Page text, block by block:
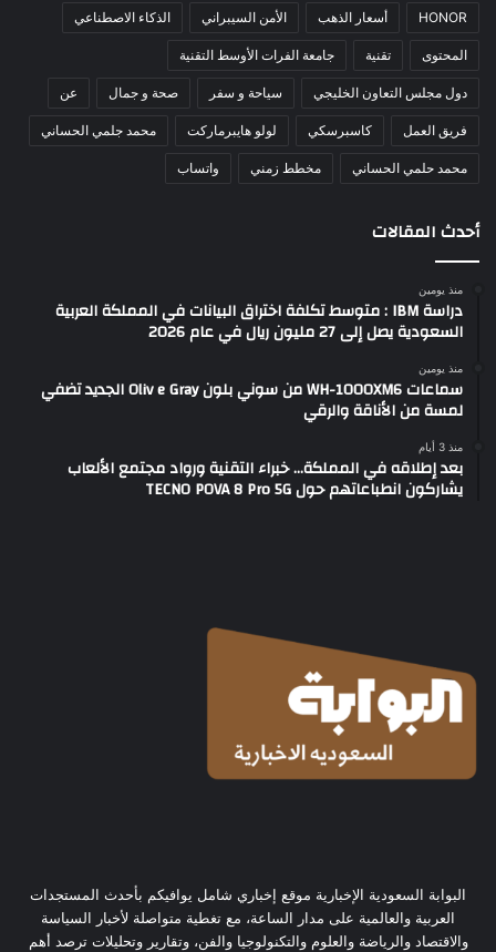
HONOR أسعار الذهب الأمن السيبراني الذكاء الاصطناعي
المحتوى تقنية جامعة الفرات الأوسط التقنية
دول مجلس التعاون الخليجي سياحة و سفر صحة و جمال عن
فريق العمل كاسبرسكي لولو هايبرماركت محمد جلمي الحساني
محمد حلمي الحساني مخطط زمني واتساب
أحدث المقالات
منذ يومين
دراسة IBM : متوسط تكلفة اختراق البيانات في المملكة العربية
السعودية يصل إلى 27 مليون ريال في عام 2026
منذ يومين
سماعات WH-1000XM6 من سوني بلون Oliv e Gray الجديد تضفي
لمسة من الأناقة والرقي
منذ 3 أيام
بعد إطلاقه في المملكة… خبراء التقنية ورواد مجتمع الألعاب
يشاركون انطباعاتهم حول TECNO POVA 8 Pro 5G
البوابة السعودية الإخبارية موقع إخباري شامل يوافيكم بأحدث المستجدات
العربية والعالمية على مدار الساعة، مع تغطية متواصلة لأخبار السياسة
والاقتصاد والرياضة والعلوم والتكنولوجيا والفن، وتقارير وتحليلات ترصد أهم